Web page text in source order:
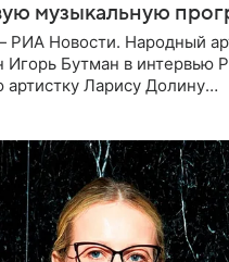
музыкальную
Новости. Народный
Игорь Бутман в интервью
артистку Ларису Долину